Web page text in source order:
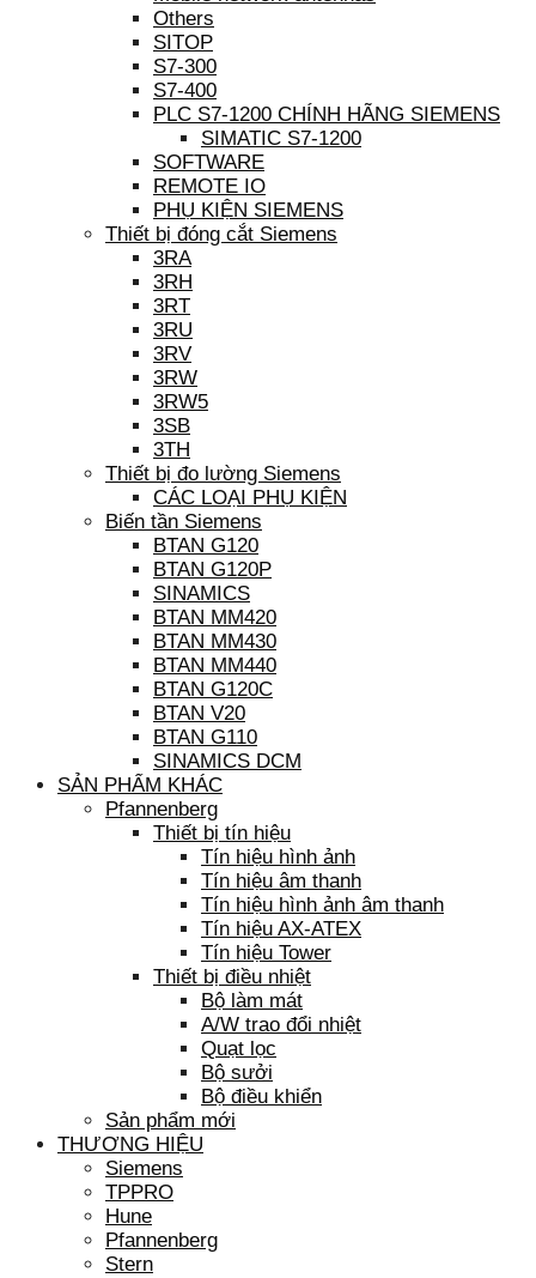
Others
SITOP
S7-300
S7-400
PLC S7-1200 CHÍNH HÃNG SIEMENS
SIMATIC S7-1200
SOFTWARE
REMOTE IO
PHỤ KIỆN SIEMENS
Thiết bị đóng cắt Siemens
3RA
3RH
3RT
3RU
3RV
3RW
3RW5
3SB
3TH
Thiết bị đo lường Siemens
CÁC LOẠI PHỤ KIỆN
Biến tần Siemens
BTAN G120
BTAN G120P
SINAMICS
BTAN MM420
BTAN MM430
BTAN MM440
BTAN G120C
BTAN V20
BTAN G110
SINAMICS DCM
SẢN PHẨM KHÁC
Pfannenberg
Thiết bị tín hiệu
Tín hiệu hình ảnh
Tín hiệu âm thanh
Tín hiệu hình ảnh âm thanh
Tín hiệu AX-ATEX
Tín hiệu Tower
Thiết bị điều nhiệt
Bộ làm mát
A/W trao đổi nhiệt
Quạt lọc
Bộ sưởi
Bộ điều khiển
Sản phẩm mới
THƯƠNG HIỆU
Siemens
TPPRO
Hune
Pfannenberg
Stern